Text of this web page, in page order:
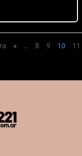
« ... 8 9 10 11